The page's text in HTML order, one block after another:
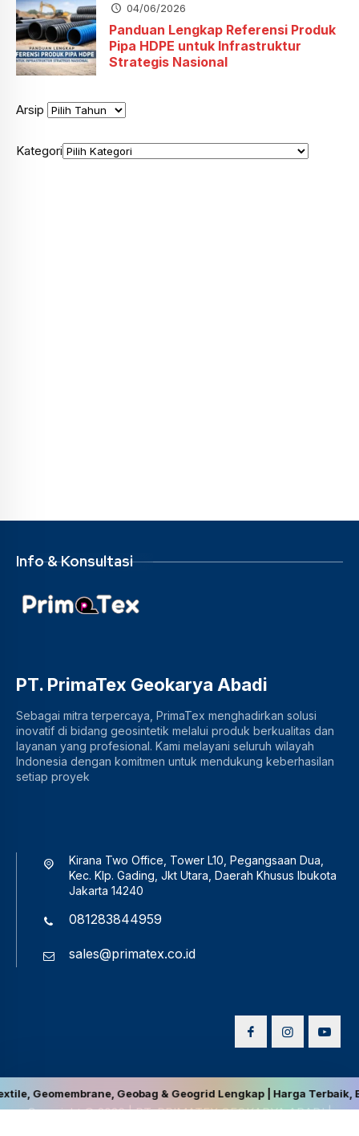
04/06/2026
Panduan Lengkap Referensi Produk
Pipa HDPE untuk Infrastruktur
Strategis Nasional
Arsip
Kategori
Info & Konsultasi
PT. PrimaTex Geokarya Abadi
Sebagai mitra terpercaya, PrimaTex menghadirkan solusi
inovatif di bidang geosintetik melalui produk berkualitas dan
layanan yang profesional. Kami melayani seluruh wilayah
Indonesia dengan komitmen untuk mendukung keberhasilan
setiap proyek
Kirana Two Office, Tower L10, Pegangsaan Dua,
Kec. Klp. Gading, Jkt Utara, Daerah Khusus Ibukota
Jakarta 14240
081283844959
sales@primatex.co.id
Copyright © 2026|PT. PRIMATEX GEOKARYA ABADI|
Geobag & Geogrid Lengkap | Harga Terbaik,